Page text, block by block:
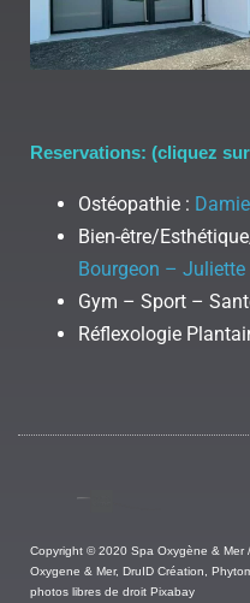
Reservations: (cliquez
Ostéopathie :
Bien-être/
Bourgeon – Juliette
Gym – Sport –
Réflexologie
Copyright © 2020 Spa Oxygène & Mer /
Oxygene & Mer, DruID Création,
photos libres de droit Pixabay